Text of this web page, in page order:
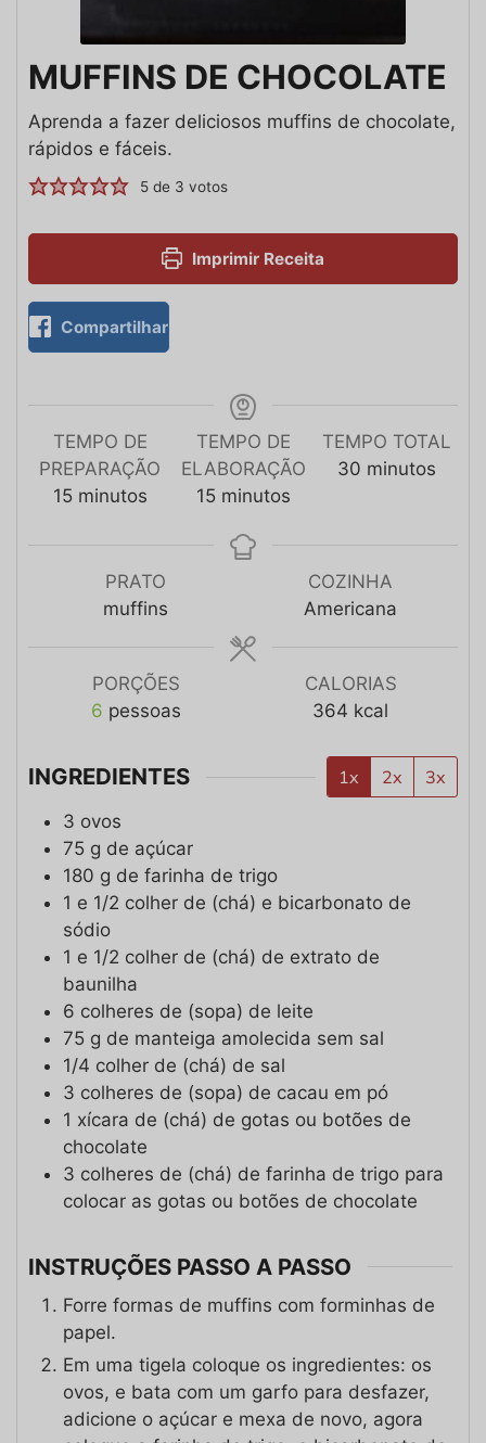
MUFFINS DE CHOCOLATE
Aprenda a fazer deliciosos muffins de chocolate,
rápidos e fáceis.
5 de 3 votos
Imprimir Receita
Compartilhar
TEMPO DE
PREPARAÇÃO
15 minutos
TEMPO DE
ELABORAÇÃO
15 minutos
TEMPO TOTAL
30 minutos
PRATO
muffins
COZINHA
Americana
PORÇÕES
6 pessoas
CALORIAS
364 kcal
INGREDIENTES 1x 2x 3x
3 ovos
75 g de açúcar
180 g de farinha de trigo
1 e 1/2 colher de (chá) e bicarbonato de
sódio
1 e 1/2 colher de (chá) de extrato de
baunilha
6 colheres de (sopa) de leite
75 g de manteiga amolecida sem sal
1/4 colher de (chá) de sal
3 colheres de (sopa) de cacau em pó
1 xícara de (chá) de gotas ou botões de
chocolate
3 colheres de (chá) de farinha de trigo para
colocar as gotas ou botões de chocolate
INSTRUÇÕES PASSO A PASSO
Forre formas de muffins com forminhas de
papel.
Em uma tigela coloque os ingredientes: os
ovos, e bata com um garfo para desfazer,
adicione o açúcar e mexa de novo, agora